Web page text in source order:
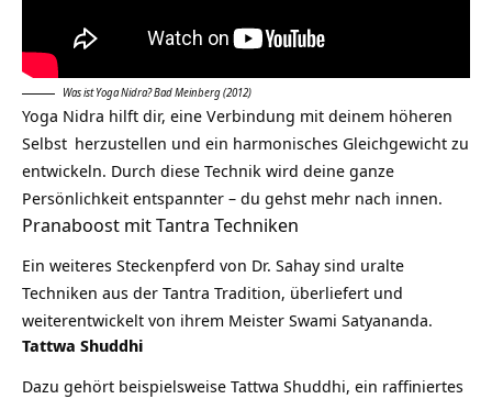
Was ist Yoga Nidra? Bad Meinberg (2012)
Yoga Nidra hilft dir, eine Verbindung mit deinem höheren
Selbst herzustellen und ein harmonisches Gleichgewicht zu
entwickeln. Durch diese Technik wird deine ganze
Persönlichkeit entspannter – du gehst mehr nach innen.
Pranaboost mit Tantra Techniken
Ein weiteres Steckenpferd von Dr. Sahay sind uralte
Techniken aus der Tantra Tradition, überliefert und
weiterentwickelt von ihrem Meister Swami Satyananda.
Tattwa Shuddhi
Dazu gehört beispielsweise Tattwa Shuddhi, ein raffiniertes